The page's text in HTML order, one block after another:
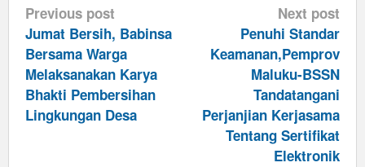
Post
navigation
Previous post
Jumat Bersih, Babinsa
Bersama Warga
Melaksanakan Karya
Bhakti Pembersihan
Lingkungan Desa
Next post
Penuhi Standar
Keamanan,Pemprov
Maluku-BSSN
Tandatangani
Perjanjian Kerjasama
Tentang Sertifikat
Elektronik